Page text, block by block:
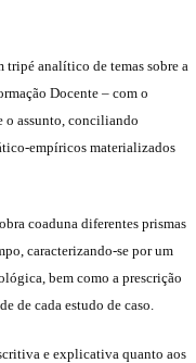
analítico de temas sobre a
Docente – com o
o assunto, conciliando
empíricos materializados
coaduna diferentes prismas
caracterizando-se por um
bem como a prescrição
de cada estudo de caso.
e explicativa quanto aos